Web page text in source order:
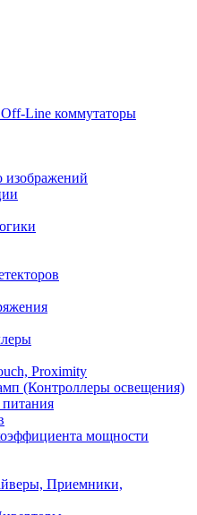
Line коммутаторы
Proximity
(Контроллеры освещения)
мощности
Приемники,